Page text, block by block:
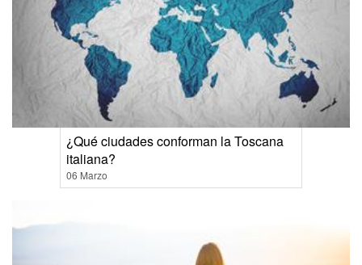
¿Qué ciudades conforman la Toscana
italiana?
06 Marzo